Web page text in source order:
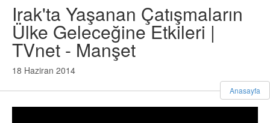
Irak'ta Yaşanan Çatışmaların
Ülke Geleceğine Etkileri |
TVnet - Manşet
18 Haziran 2014
Anasayfa